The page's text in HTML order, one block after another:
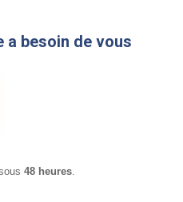
a besoin de vous
48 heures.